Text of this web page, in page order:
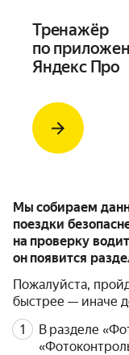
Тренажёр
по
Яндекс Про
Мы собираем
поездки
на проверку
он появится
Пожалуйста,
быстрее — иначе
В разделе